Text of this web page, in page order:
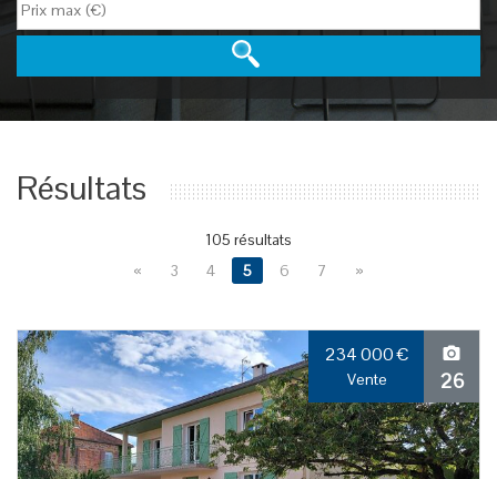
Résultats
105 résultats
«
3 4 5 6 7 »
234 000€
Vente 26